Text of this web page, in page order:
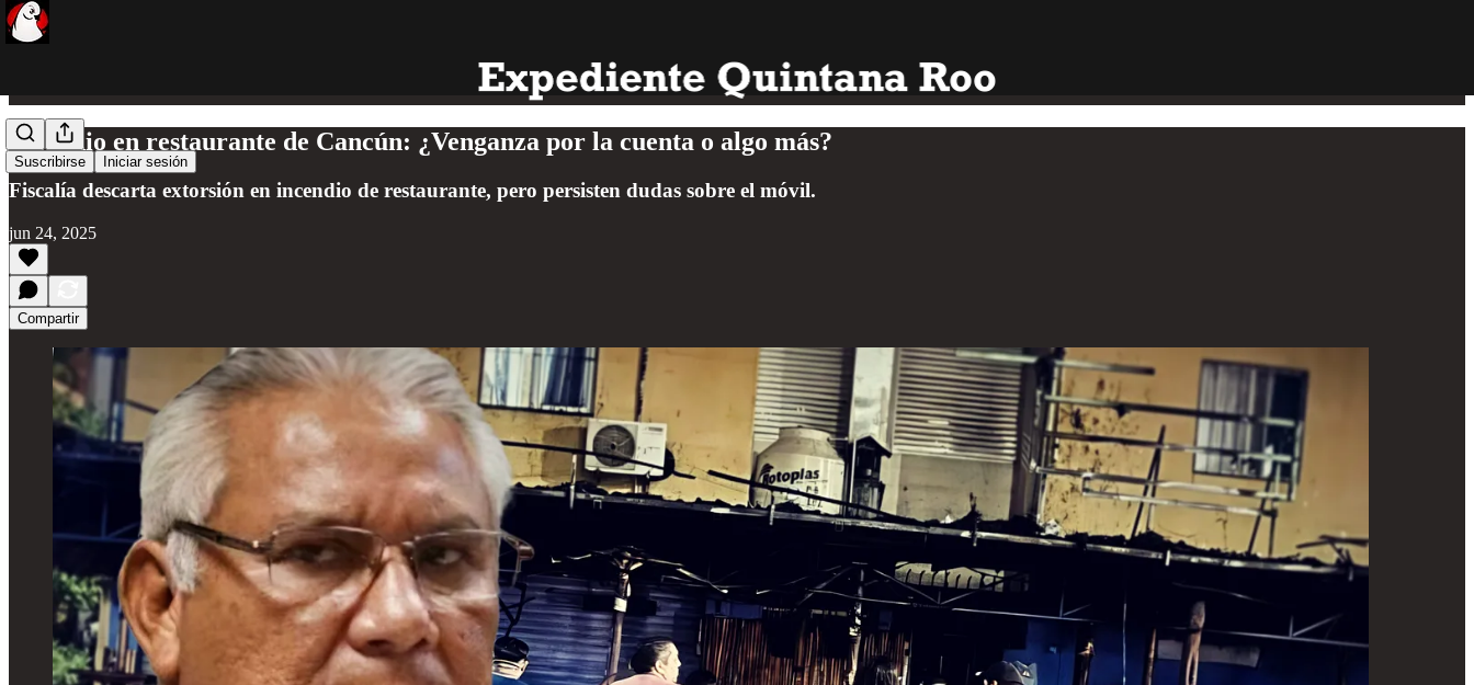
Suscribirse Iniciar sesión
Incendio en restaurante de Cancún: ¿Venganza por la cuenta o algo más?
Fiscalía descarta extorsión en incendio de restaurante, pero persisten dudas sobre el móvil.
jun 24, 2025
Compartir